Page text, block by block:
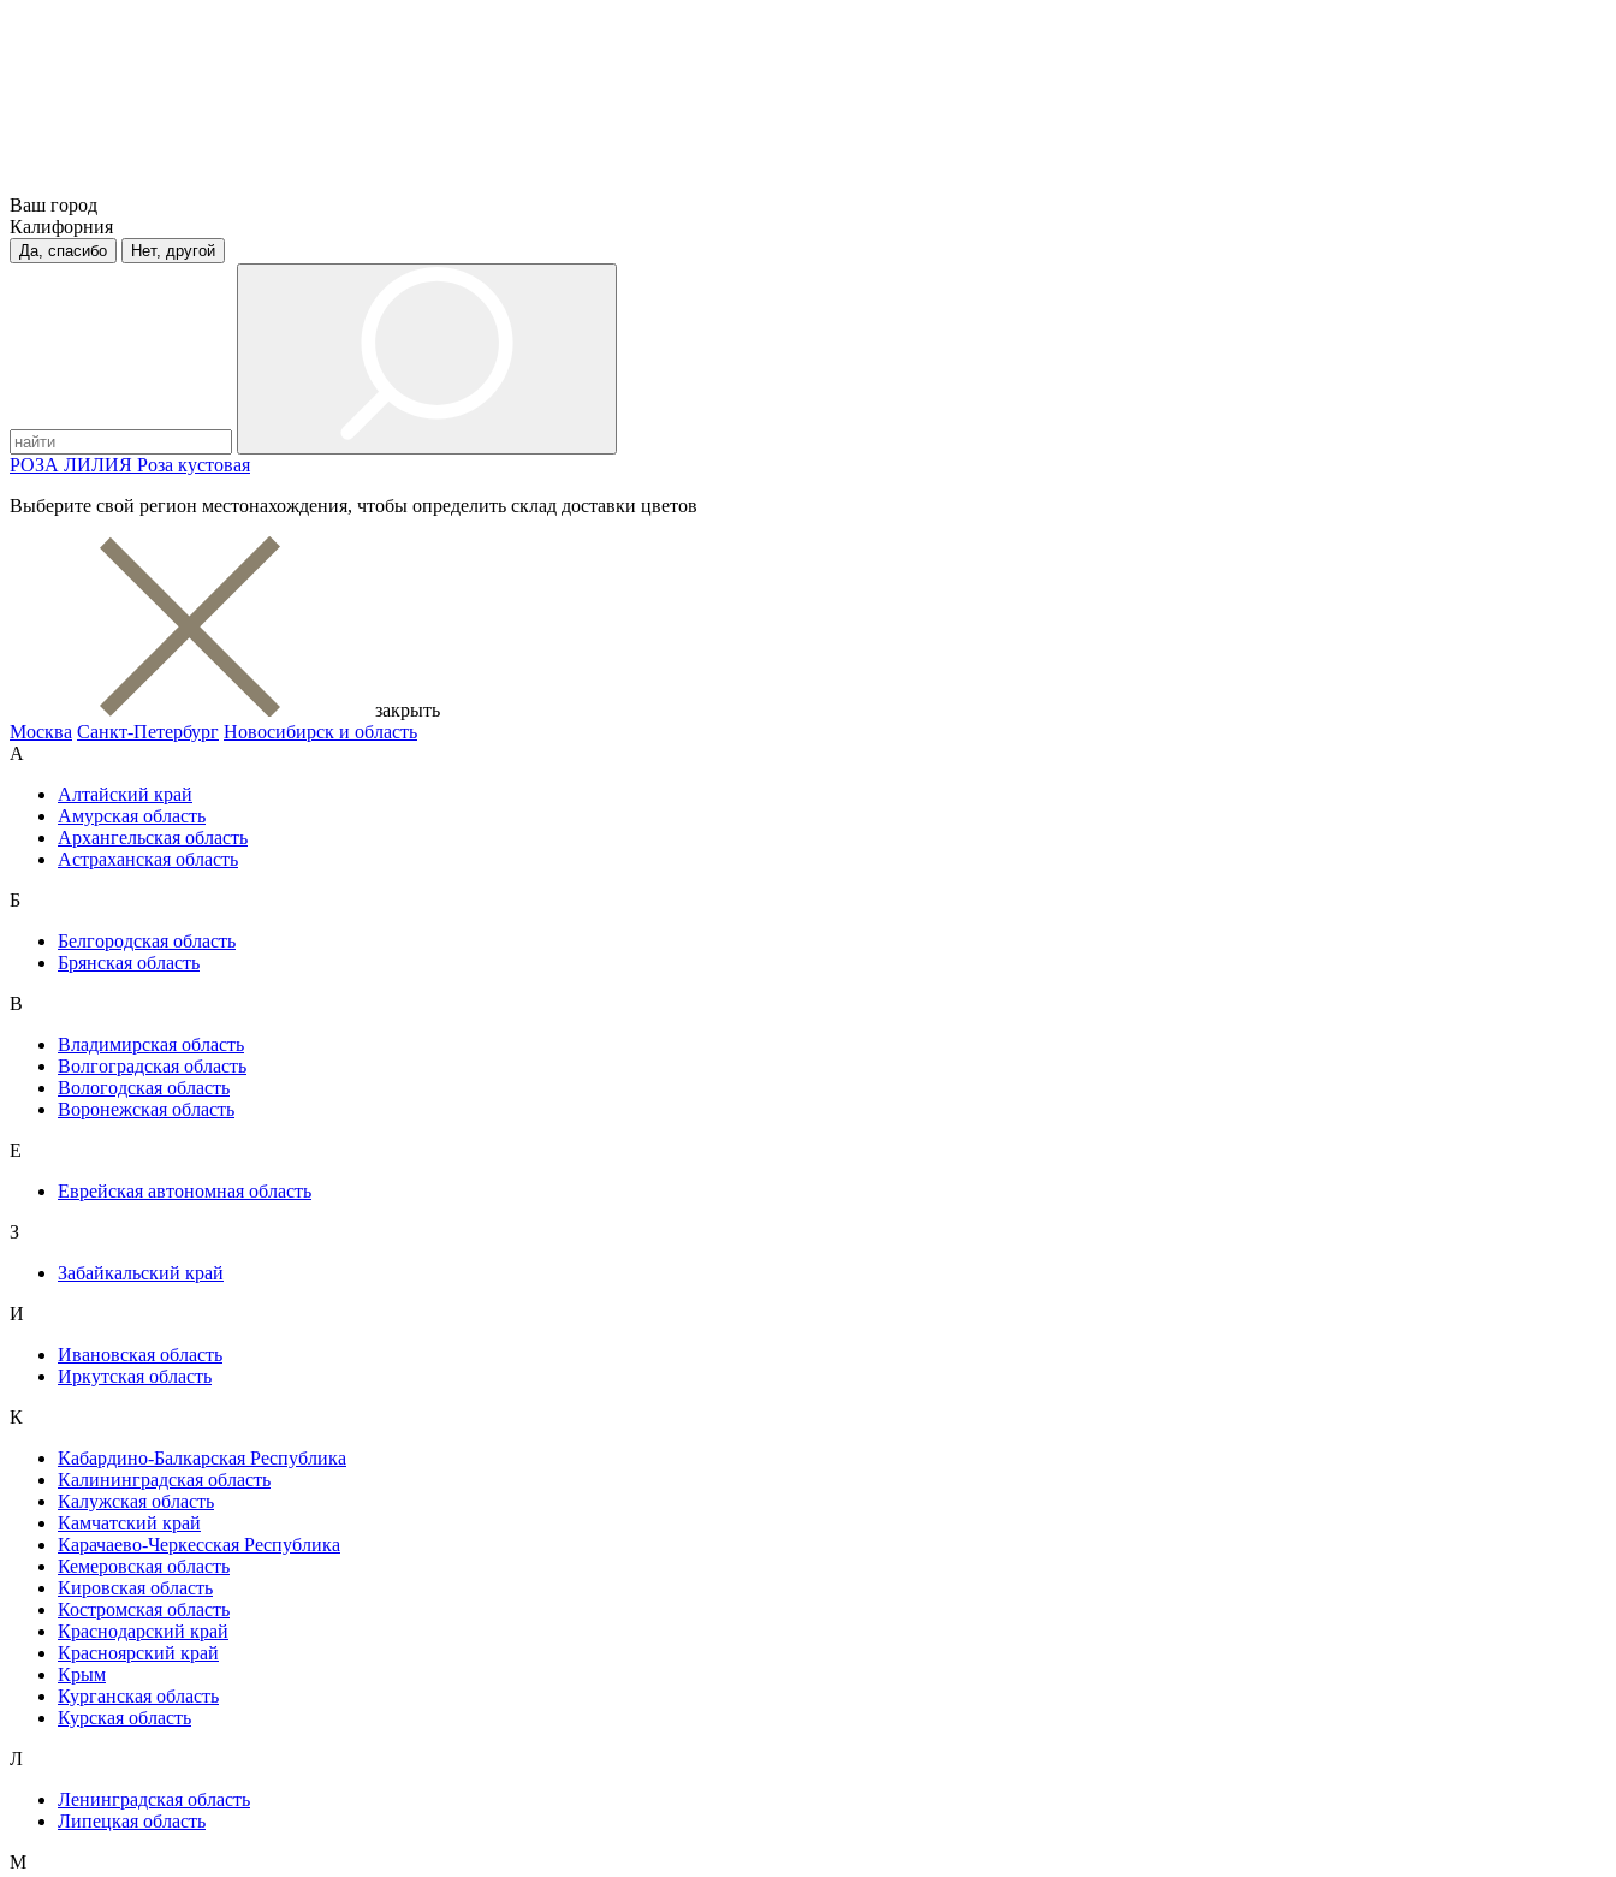
Ваш город
Калифорния
Да, спасибо Нет, другой
РОЗА ЛИЛИЯ Роза кустовая
Выберите свой регион местонахождения, чтобы определить склад доставки цветов
закрыть
Москва Санкт-Петербург Новосибирск и область
А
Алтайский край
Амурская область
Архангельская область
Астраханская область
Б
Белгородская область
Брянская область
В
Владимирская область
Волгоградская область
Вологодская область
Воронежская область
Е
Еврейская автономная область
З
Забайкальский край
И
Ивановская область
Иркутская область
К
Кабардино-Балкарская Республика
Калининградская область
Калужская область
Камчатский край
Карачаево-Черкесская Республика
Кемеровская область
Кировская область
Костромская область
Краснодарский край
Красноярский край
Крым
Курганская область
Курская область
Л
Ленинградская область
Липецкая область
М